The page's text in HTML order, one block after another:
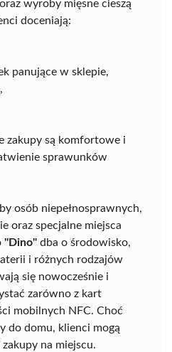
wyroby mięsne cieszą
doceniają:
panujące w sklepie,
zakupy są komfortowe i
sprawunków
osób niepełnosprawnych,
oraz specjalne miejsca
"Dino" dba o środowisko,
i różnych rodzajów
się nowocześnie i
zarówno z kart
mobilnych NFC. Choć
do domu, klienci mogą
na miejscu.